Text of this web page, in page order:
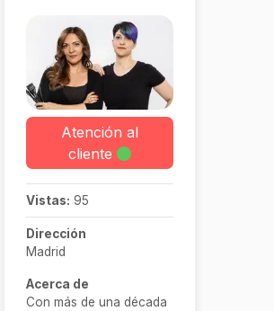
Atención al
cliente
Vistas: 95
Dirección
Madrid
Acerca de
Con más de una década